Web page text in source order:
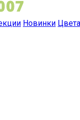
Новинки Цвета